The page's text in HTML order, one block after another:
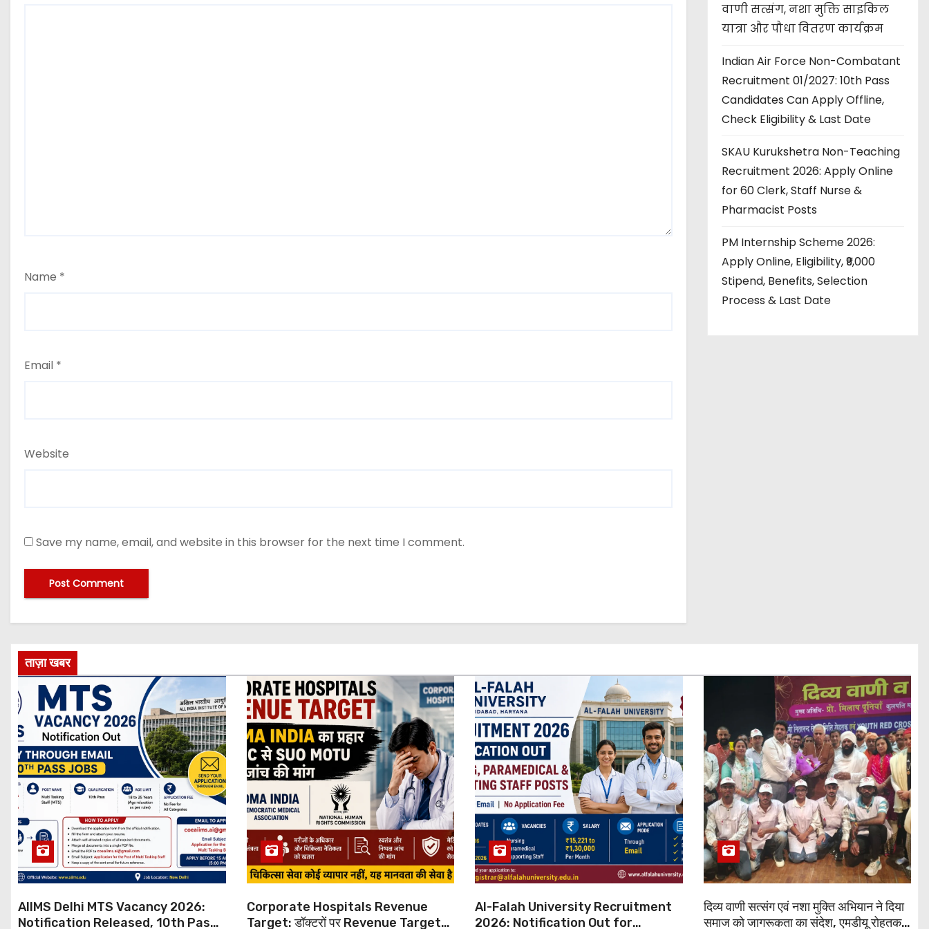
Name *
Email *
Website
Save my name, email, and website in this browser for the next time I comment.
वाणी सत्संग, नशा मुक्ति साइकिल
यात्रा और पौधा वितरण कार्यक्रम
Indian Air Force Non-Combatant
Recruitment 01/2027: 10th Pass
Candidates Can Apply Offline,
Check Eligibility & Last Date
SKAU Kurukshetra Non-Teaching
Recruitment 2026: Apply Online
for 60 Clerk, Staff Nurse &
Pharmacist Posts
PM Internship Scheme 2026:
Apply Online, Eligibility, ₹9,000
Stipend, Benefits, Selection
Process & Last Date
ताज़ा खबर
AIIMS Delhi MTS Vacancy 2026:
Notification Released, 10th Pass
Corporate Hospitals Revenue
Target: डॉक्टरों पर Revenue Targets
Al-Falah University Recruitment
2026: Notification Out for
दिव्य वाणी सत्संग एवं नशा मुक्ति अभियान ने दिया
समाज को जागरूकता का संदेश, एमडीयू रोहतक में